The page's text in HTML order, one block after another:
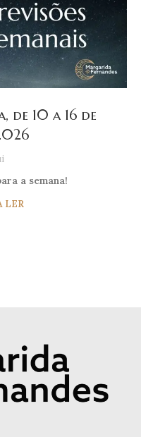
de 10 a 16 de
a semana!
LER